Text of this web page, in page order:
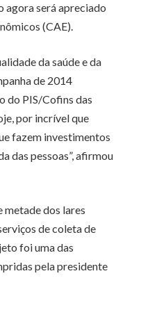
agora será apreciado
(CAE).
da saúde e da
de 2014
do PIS/Cofins das
por incrível que
fazem investimentos
das pessoas”, afirmou
metade dos lares
de coleta de
foi uma das
pela presidente